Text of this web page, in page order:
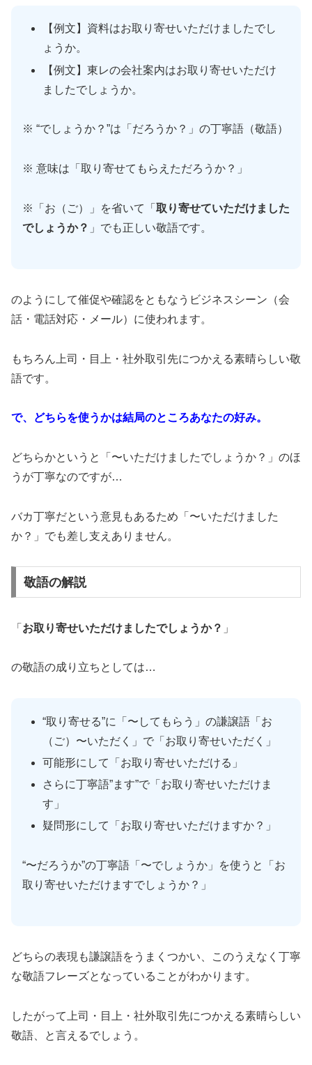
【例文】資料はお取り寄せいただけましたでし
ょうか。
【例文】東レの会社案内はお取り寄せいただけ
ましたでしょうか。
※ “でしょうか？”は「だろうか？」の丁寧語（敬語）
※ 意味は「取り寄せてもらえただろうか？」
※「お（ご）」を省いて「 取り寄せていただけました
でしょうか？ 」でも正しい敬語です。
のようにして催促や確認をともなうビジネスシーン（会
話・電話対応・メール）に使われます。
もちろん上司・目上・社外取引先につかえる素晴らしい敬
語です。
で、どちらを使うかは結局のところあなたの好み。
どちらかというと「〜いただけましたでしょうか？」のほ
うが丁寧なのですが…
バカ丁寧だという意見もあるため「〜いただけました
か？」でも差し支えありません。
敬語の解説
「 お取り寄せいただけましたでしょうか？ 」
の敬語の成り立ちとしては…
“取り寄せる”に「〜してもらう」の謙譲語「お
（ご）〜いただく」で「お取り寄せいただく」
可能形にして「お取り寄せいただける」
さらに丁寧語”ます”で「お取り寄せいただけま
す」
疑問形にして「お取り寄せいただけますか？」
“〜だろうか”の丁寧語「〜でしょうか」を使うと「お
取り寄せいただけますでしょうか？」
どちらの表現も謙譲語をうまくつかい、このうえなく丁寧
な敬語フレーズとなっていることがわかります。
したがって上司・目上・社外取引先につかえる素晴らしい
敬語、と言えるでしょう。